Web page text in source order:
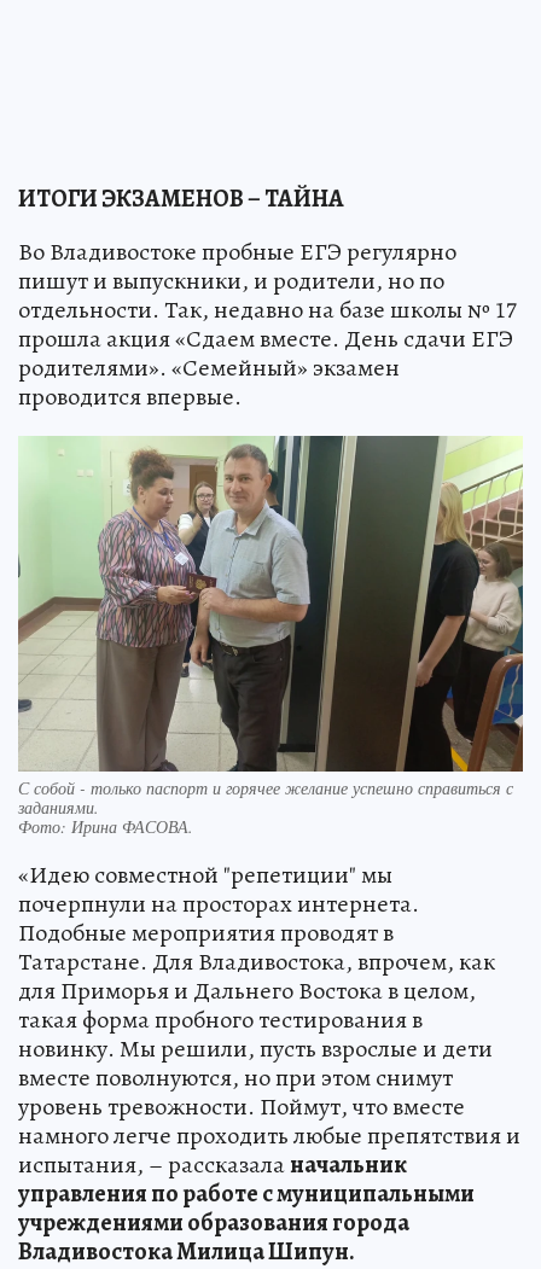
ИТОГИ ЭКЗАМЕНОВ – ТАЙНА
Во Владивостоке пробные ЕГЭ регулярно
пишут и выпускники, и родители, но по
отдельности. Так, недавно на базе школы № 17
прошла акция «Сдаем вместе. День сдачи ЕГЭ
родителями». «Семейный» экзамен
проводится впервые.
С собой - только паспорт и горячее желание успешно справиться с
заданиями.
Фото: Ирина ФАСОВА.
«Идею совместной "репетиции" мы
почерпнули на просторах интернета.
Подобные мероприятия проводят в
Татарстане. Для Владивостока, впрочем, как
для Приморья и Дальнего Востока в целом,
такая форма пробного тестирования в
новинку. Мы решили, пусть взрослые и дети
вместе поволнуются, но при этом снимут
уровень тревожности. Поймут, что вместе
намного легче проходить любые препятствия и
испытания, – рассказаланачальник
управления по работе с муниципальными
учреждениями образования города
Владивостока Милица Шипун.